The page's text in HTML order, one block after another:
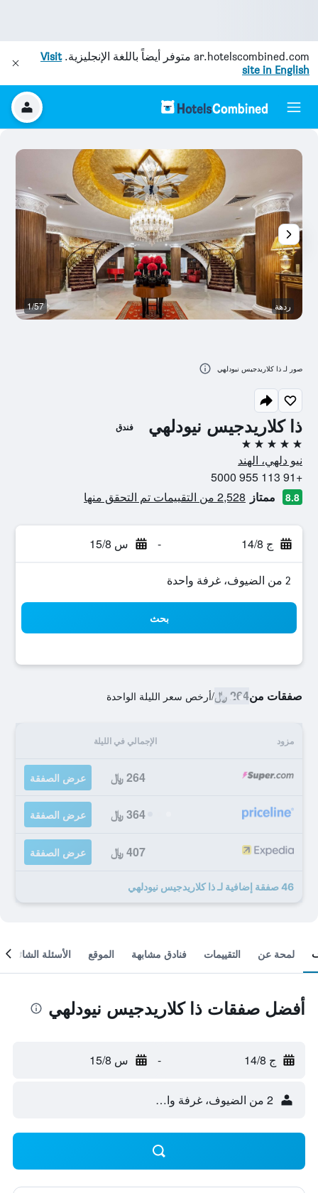
ar.hotelscombined.com متوفر أيضاً باللغة الإنجليزية.Visit
site in English
ذا كلاريدجيس نيودلهي فندق
5 نجوم
نيو دلهي، الهند
+91 113 955 5000
8.8 ممتاز 2,528 من التقييمات تم التحقق منها
ج 14/8 - س 15/8
2 من الضيوف، غرفة واحدة
بحث
صفقات من264 ﷼ /أرخص سعر الليلة الواحدة
مزود الإجمالي في الليلة
264 ﷼ عرض الصفقة
364 ﷼ عرض الصفقة
407 ﷼ عرض الصفقة
46 صفقة إضافية لـ ذا كلاريدجيس نيودلهي
ردهة 1/57
صور لـ ذا كلاريدجيس نيودلهي
لمحة عن التقييمات فنادق مشابهة الموقع الأسئلة الشائعة
أفضل صفقات ذا كلاريدجيس نيودلهي
ج 14/8 - س 15/8
2 من الضيوف، غرفة واحدة